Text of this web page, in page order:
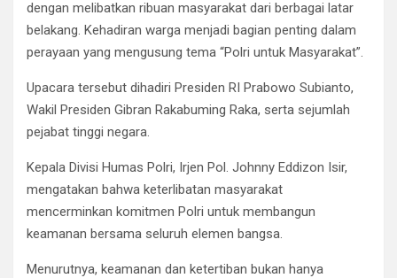
dengan melibatkan ribuan masyarakat dari berbagai latar
belakang. Kehadiran warga menjadi bagian penting dalam
perayaan yang mengusung tema “Polri untuk Masyarakat”.
Upacara tersebut dihadiri Presiden RI Prabowo Subianto,
Wakil Presiden Gibran Rakabuming Raka, serta sejumlah
pejabat tinggi negara.
Kepala Divisi Humas Polri, Irjen Pol. Johnny Eddizon Isir,
mengatakan bahwa keterlibatan masyarakat
mencerminkan komitmen Polri untuk membangun
keamanan bersama seluruh elemen bangsa.
Menurutnya, keamanan dan ketertiban bukan hanya